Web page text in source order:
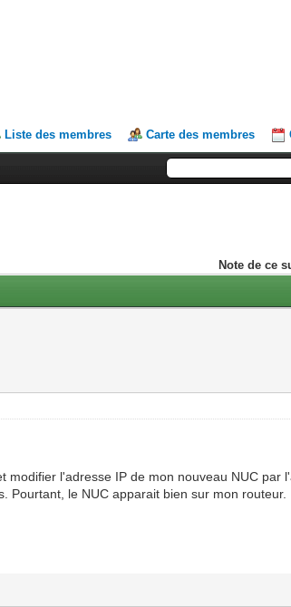
Liste des membres Carte des membres
Note de ce
l'adresse IP de mon nouveau NUC par
Pourtant, le NUC apparait bien sur mon routeur.